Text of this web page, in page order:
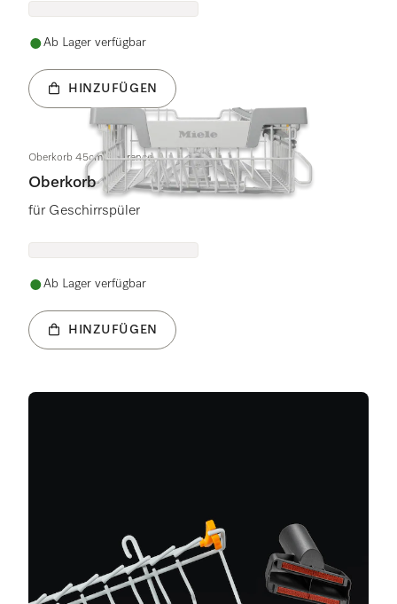
Ab Lager verfügbar
HINZUFÜGEN
Oberkorb 45cm Reference
Oberkorb
für Geschirrspüler
Ab Lager verfügbar
HINZUFÜGEN